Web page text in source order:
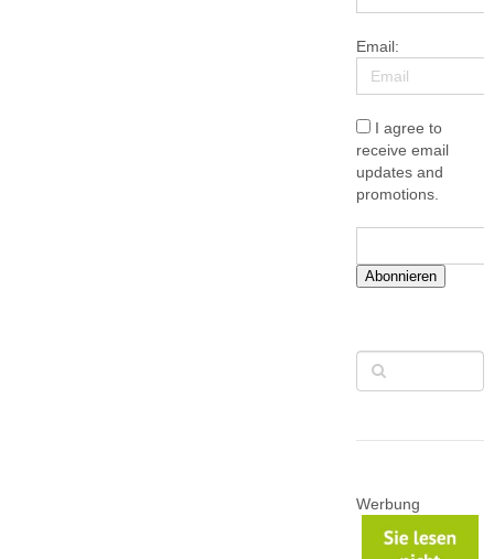
Email:
I agree to
receive email
updates and
promotions.
Abonnieren
Werbung